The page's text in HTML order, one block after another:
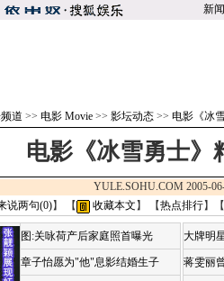
新闻
道 >> 电影 Movie >> 影坛动态 >> 电影《冰
电影《冰雪勇士
YULE.SOHU.COM 2005-
说两句(0)】 【 收藏本文 】 【热点排行】【
图:关咏荷产后家庭照首曝光
章子怡愿为"他"息影结婚生子
大牌明
蒋雯丽